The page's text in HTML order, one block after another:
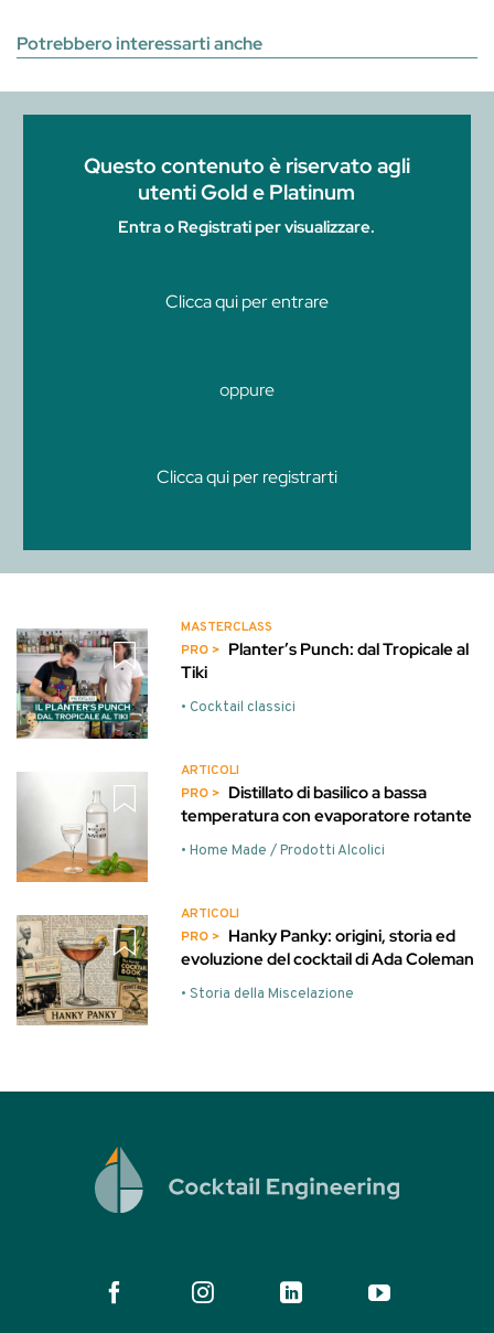
Potrebbero interessarti anche
Questo contenuto è riservato agli
utenti Gold e Platinum
Entra o Registrati per visualizzare.
Clicca qui per entrare
oppure
Clicca qui per registrarti
MASTERCLASS
Planter’s Punch: dal Tropicale al
Tiki
• Cocktail classici
ARTICOLI
Distillato di basilico a bassa
temperatura con evaporatore rotante
• Home Made / Prodotti Alcolici
ARTICOLI
Hanky Panky: origini, storia ed
evoluzione del cocktail di Ada Coleman
• Storia della Miscelazione